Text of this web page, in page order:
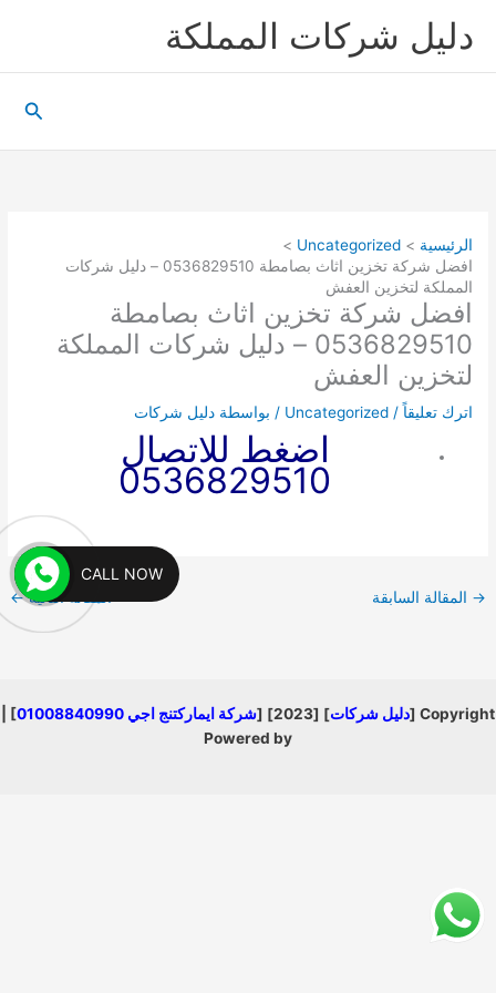
دليل شركات المملكة
الرئيسية
Uncategorized
افضل شركة تخزين اثاث بصامطة 0536829510 – دليل شركات
المملكة لتخزين العفش
افضل شركة تخزين اثاث بصامطة
0536829510 – دليل شركات المملكة
لتخزين العفش
اترك تعليقاً /
Uncategorized / بواسطة دليل شركات
اضغط للاتصال
0536829510
→ المقالة السابقة المقالة التالية←
Copyright [ دليل شركات] [2023] [ شركة ايماركتنج اجي 01008840990
] |
Powered by
CALL NOW